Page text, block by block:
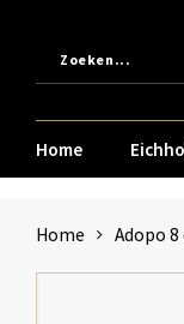
Home
Home Adopo 8